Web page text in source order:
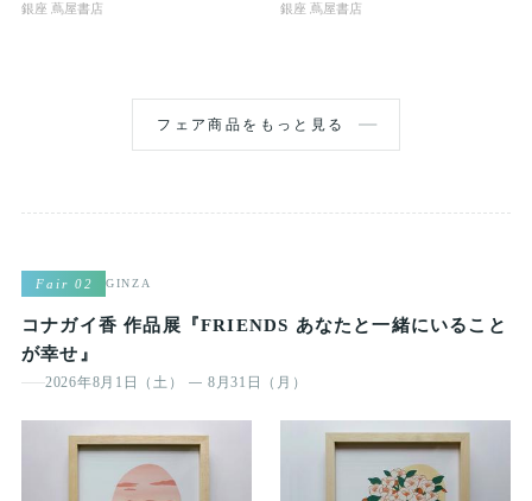
銀座 蔦屋書店 銀座 蔦屋書店
フェア商品をもっと見る
Fair 02 GINZA
コナガイ香 作品展『FRIENDS あなたと一緒にいること
が幸せ』
2026年8月1日（土） — 8月31日（月）